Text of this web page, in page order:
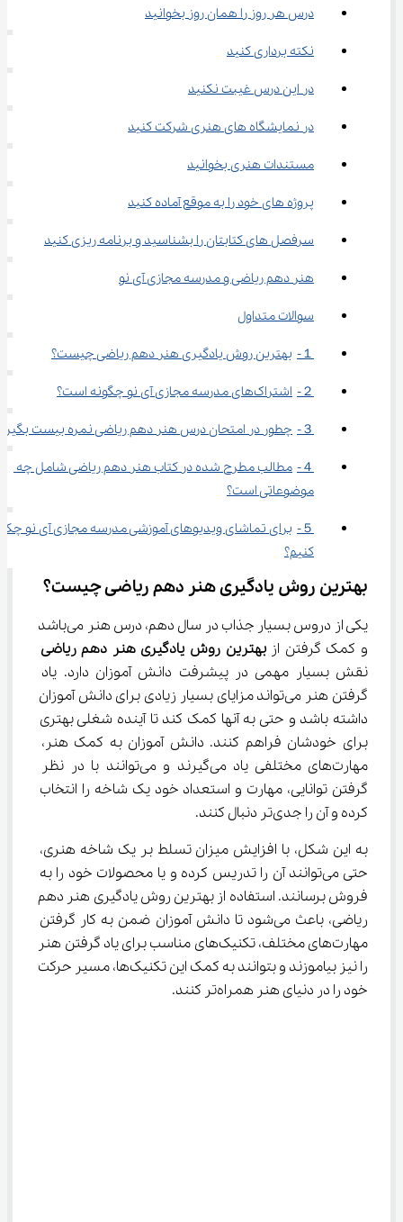
درس هر روز را همان روز بخوانید
نکته برداری کنید
در این درس غیبت نکنید
در نمایشگاه‌ های هنری شرکت کنید
مستندات هنری بخوانید
پروژه‌ های خود را به موقع آماده کنید
سرفصل‌ های کتابتان را بشناسید و برنامه‌ ریزی کنید
هنر دهم ریاضی و مدرسه مجازی آی نو
سوالات متداول
１-	بهترین روش یادگیری هنر دهم ریاضی چیست؟
２-	اشتراک‌های مدرسه مجازی آی نو چگونه است؟
３-	چطور در امتحان درس هنر دهم ریاضی نمره بیست بگیریم؟
４-	مطالب مطرح شده در کتاب هنر دهم ریاضی شامل چه
موضوعاتی است؟
５-	برای تماشای ویدیوهای آموزشی مدرسه مجازی آی نو
کنیم؟
بهترین روش یادگیری هنر دهم ریاضی چیست؟
یکی از دروس بسیار جذاب در سال دهم، درس هنر می‌باشد
و کمک گرفتن از بهترین روش یادگیری هنر دهم ریاضی
نقش بسیار مهمی در پیشرفت دانش آموزان دارد. یاد
گرفتن هنر می‌تواند مزایای بسیار زیادی برای دانش آموزان
داشته باشد و حتی به آنها کمک کند تا آینده شغلی بهتری
برای خودشان فراهم کنند. دانش آموزان به کمک هنر،
مهارت‌های مختلفی یاد می‌گیرند و می‌توانند با در نظر
گرفتن توانایی، مهارت و استعداد خود یک شاخه را انتخاب
کرده و آن را جدی‌تر دنبال کنند.
به این شکل، با افزایش میزان تسلط بر یک شاخه هنری،
حتی می‌توانند آن را تدریس کرده و یا محصولات خود را به
فروش برسانند. استفاده از بهترین روش یادگیری هنر دهم
ریاضی، باعث می‌شود تا دانش آموزان ضمن به کار گرفتن
مهارت‌های مختلف، تکنیک‌های مناسب برای یاد گرفتن هنر
را نیز بیاموزند و بتوانند به کمک این تکنیک‌ها، مسیر حرکت
خود را در دنیای هنر همراه‌تر کنند.